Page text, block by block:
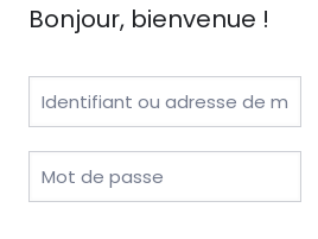
Bonjour, bienvenue !